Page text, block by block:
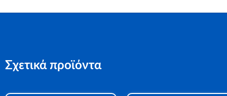
Σχετικά προϊόντα